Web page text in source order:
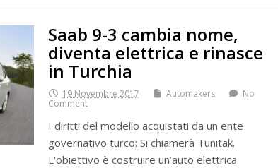
Saab 9-3 cambia nome,
diventa elettrica e rinasce
in Turchia
19 Novembre 2017 Automakers
No
Comment
I diritti del modello acquistati da un ente
governativo turco: Si chiamerà Tunitak.
L'obiettivo è costruire un’auto elettrica